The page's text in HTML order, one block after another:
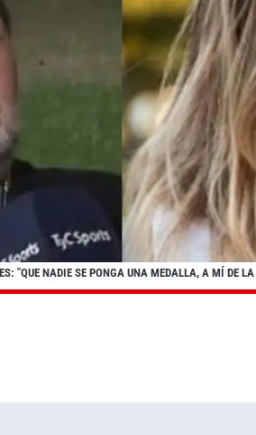
"QUE NADIE SE PONGA UNA MEDALLA, A MÍ DE